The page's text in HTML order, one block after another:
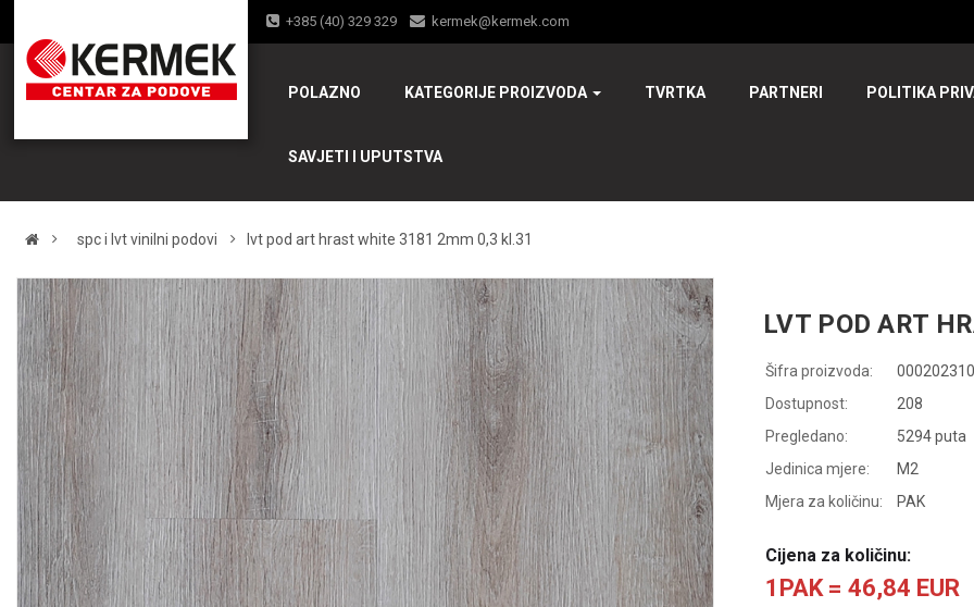
+385 (40) 329 329 kermek@kermek.com
POLAZNO KATEGORIJE PROIZVODA TVRTKA PARTNERI POLITIKA
SAVJETI I UPUTSTVA
spc i lvt vinilni podovi lvt pod art hrast white 3181 2mm 0,3 kl.31
LVT POD ART
Šifra proizvoda:
Dostupnost:
208
Pregledano:
5294 puta
Jedinica mjere:
M2
Mjera za količinu:
PAK
Cijena za količinu:
1PAK = 46,84 EUR